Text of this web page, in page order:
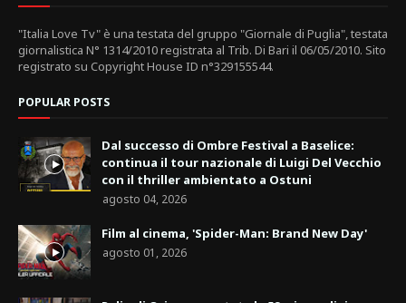
"Italia Love Tv" è una testata del gruppo "Giornale di Puglia", testata
giornalistica N° 1314/2010 registrata al Trib. Di Bari il 06/05/2010. Sito
registrato su Copyright House ID n°329155544.
POPULAR POSTS
Dal successo di Ombre Festival a Baselice:
continua il tour nazionale di Luigi Del Vecchio
con il thriller ambientato a Ostuni
agosto 04, 2026
Film al cinema, 'Spider-Man: Brand New Day'
agosto 01, 2026